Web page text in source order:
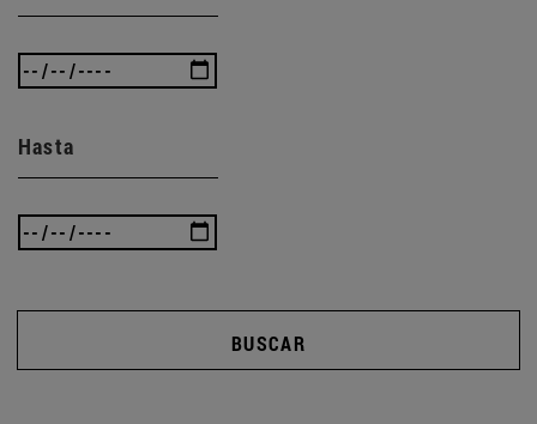
Hasta
BUSCAR